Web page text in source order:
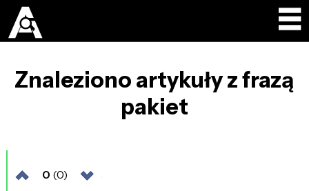
Znaleziono artykuły z frazą
pakiet
0 (0)